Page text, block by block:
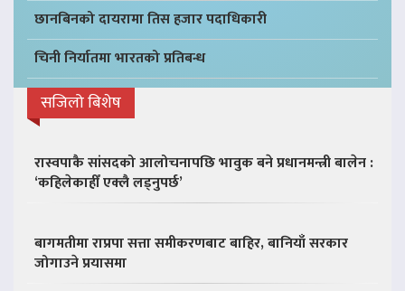
छानबिनको दायरामा तिस हजार पदाधिकारी
चिनी निर्यातमा भारतको प्रतिबन्ध
सजिलो बिशेष
रास्वपाकै सांसदको आलोचनापछि भावुक बने प्रधानमन्त्री बालेन :
‘कहिलेकाहीँ एक्लै लड्नुपर्छ’
बागमतीमा राप्रपा सत्ता समीकरणबाट बाहिर, बानियाँ सरकार
जोगाउने प्रयासमा